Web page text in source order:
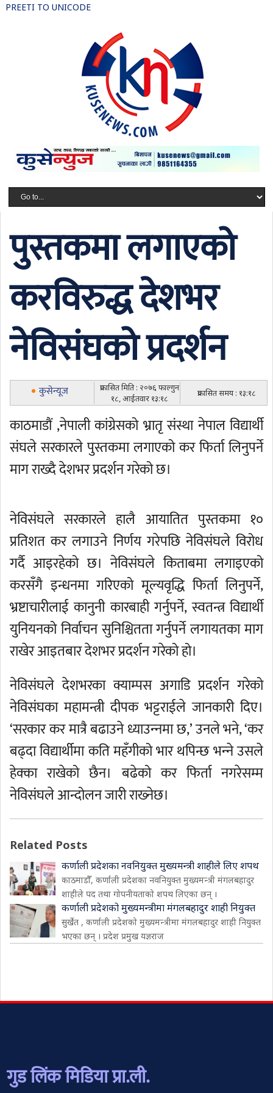
PREETI TO UNICODE
पुस्तकमा लगाएको
करविरुद्ध देशभर
नेविसंघको प्रदर्शन
कुसेन्यूज
प्रकासित मिति : २०७६ फाल्गुन
१८, आईतवार १३:१८
प्रकासित समय : १३:१८
काठमाडौं ,नेपाली कांग्रेसको भ्रातृ संस्था नेपाल विद्यार्थी
संघले सरकारले पुस्तकमा लगाएको कर फिर्ता लिनुपर्ने
माग राख्दै देशभर प्रदर्शन गरेको छ।
नेविसंघले सरकारले हालै आयातित पुस्तकमा १०
प्रतिशत कर लगाउने निर्णय गरेपछि नेविसंघले विरोध
गर्दै आइरहेको छ। नेविसंघले किताबमा लगाइएको
करसँगै इन्धनमा गरिएको मूल्यवृद्धि फिर्ता लिनुपर्ने,
भ्रष्टाचारीलाई कानुनी कारबाही गर्नुपर्ने, स्वतन्त्र विद्यार्थी
युनियनको निर्वाचन सुनिश्चितता गर्नुपर्ने लगायतका माग
राखेर आइतबार देशभर प्रदर्शन गरेको हो।
नेविसंघले देशभरका क्याम्पस अगाडि प्रदर्शन गरेको
नेविसंघका महामन्त्री दीपक भट्टराईले जानकारी दिए।
‘सरकार कर मात्रै बढाउने ध्याउन्‍नमा छ,’ उनले भने, ‘कर
बढ्दा विद्यार्थीमा कति महँगीको भार थपिन्छ भन्‍ने उसले
हेक्का राखेको छैन। बढेको कर फिर्ता नगरेसम्म
नेविसंघले आन्दोलन जारी राख्‍नेछ।
Related Posts
कर्णाली प्रदेशका नवनियुक्त मुख्यमन्त्री शाहीले लिए शपथ
काठमाडौँ, कर्णाली प्रदेशका नवनियुक्त मुख्यमन्त्री मंगलबहादुर
शाहीले पद तथा गोपनीयताको शपथ लिएका छन् ।
कर्णाली प्रदेशको मुख्यमन्त्रीमा मंगलबहादुर शाही नियुक्त
सुर्खेत , कर्णाली प्रदेशको मुख्यमन्त्रीमा मंगलबहादुर शाही नियुक्त
भएका छन् । प्रदेश प्रमुख यज्ञराज
गुड लिंक मिडिया प्रा.ली.